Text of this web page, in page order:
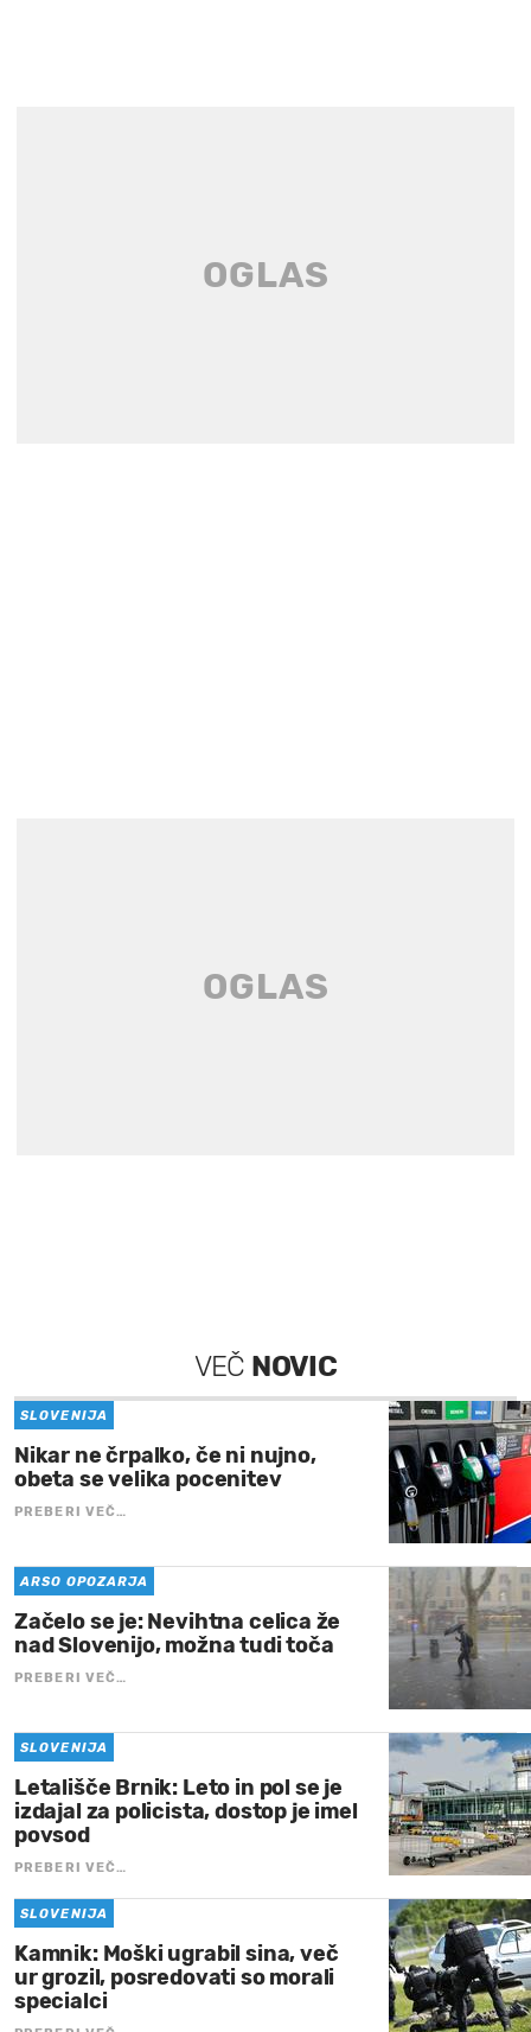
VEČ NOVIC
SLOVENIJA
Nikar ne črpalko, če ni nujno,
obeta se velika pocenitev
PREBERI VEČ…
ARSO OPOZARJA
Začelo se je: Nevihtna celica že
nad Slovenijo, možna tudi toča
PREBERI VEČ…
SLOVENIJA
Letališče Brnik: Leto in pol se je
izdajal za policista, dostop je imel
povsod
PREBERI VEČ…
SLOVENIJA
Kamnik: Moški ugrabil sina, več
ur grozil, posredovati so morali
specialci